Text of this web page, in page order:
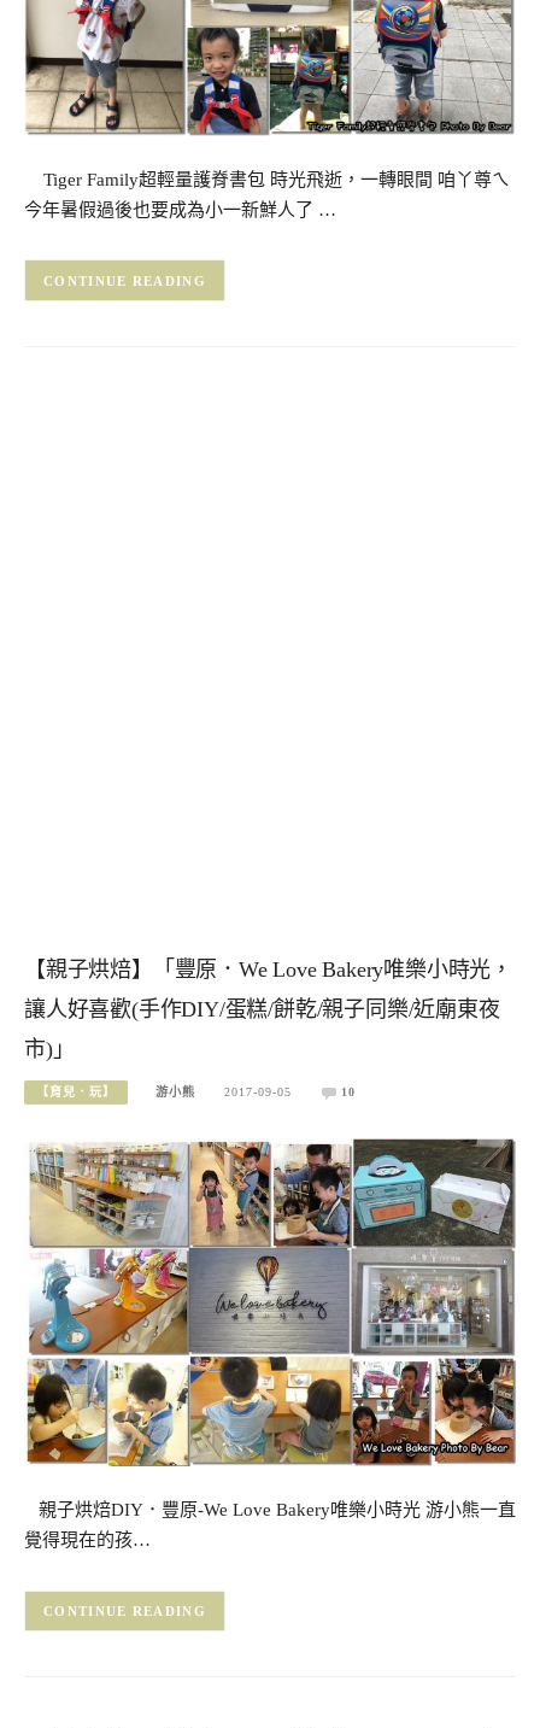
Tiger Family超輕量護脊書包 時光飛逝，一轉眼間 咱丫尊ㄟ
今年暑假過後也要成為小一新鮮人了 …
CONTINUE READING
【親子烘焙】「豐原．We Love Bakery唯樂小時光，
讓人好喜歡(手作DIY/蛋糕/餅乾/親子同樂/近廟東夜
市)」
【育兒．玩】 游小熊 2017-09-05 10
親子烘焙DIY．豐原-We Love Bakery唯樂小時光 游小熊一直
覺得現在的孩…
CONTINUE READING